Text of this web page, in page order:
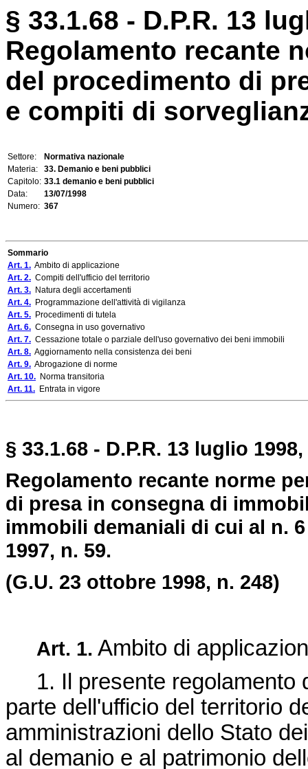
§ 33.1.68 - D.P.R. 13
Regolamento recante
del procedimento di
e compiti di
Settore:
Normativa nazionale
Materia:
33. Demanio e beni pubblici
Capitolo: 33.1 demanio e beni pubblici
Data:
13/07/1998
Numero: 367
Sommario
Art. 1. Ambito di applicazione
Art. 2. Compiti dell'ufficio del territorio
Art. 3. Natura degli accertamenti
Art. 4. Programmazione dell'attività di vigilanza
Art. 5. Procedimenti di tutela
Art. 6. Consegna in uso governativo
Art. 7. Cessazione totale o parziale dell'uso governativo dei beni immobili
Art. 8. Aggiornamento nella consistenza dei beni
Art. 9. Abrogazione di norme
Art. 10. Norma transitoria
Art. 11. Entrata in vigore
§ 33.1.68 - D.P.R. 13 luglio
Regolamento recante norme
di presa in consegna di
immobili demaniali di cui al n.
1997, n. 59.
(G.U. 23 ottobre 1998, n. 248)
Art. 1. Ambito di
1. Il presente regolamento
parte dell'ufficio del territorio
amministrazioni dello Stato
al demanio e al patrimonio